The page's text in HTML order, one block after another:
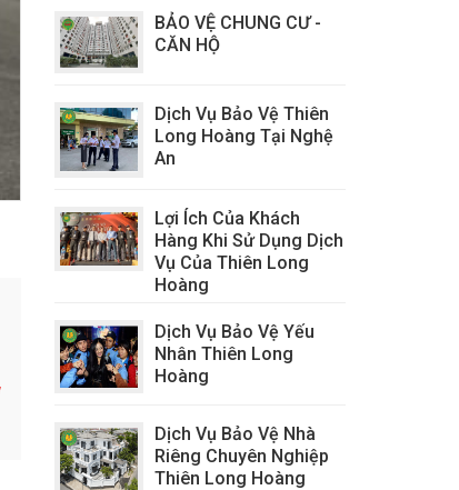
BẢO VỆ CHUNG CƯ -
CĂN HỘ
Dịch Vụ Bảo Vệ Thiên
Long Hoàng Tại Nghệ
An
Lợi Ích Của Khách
Hàng Khi Sử Dụng Dịch
Vụ Của Thiên Long
Hoàng
Dịch Vụ Bảo Vệ Yếu
Nhân Thiên Long
Hoàng
Dịch Vụ Bảo Vệ Nhà
Riêng Chuyên Nghiệp
Thiên Long Hoàng